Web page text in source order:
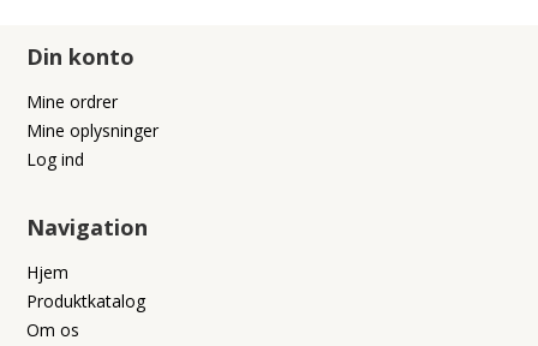
Din konto
Mine ordrer
Mine oplysninger
Log ind
Navigation
Hjem
Produktkatalog
Om os